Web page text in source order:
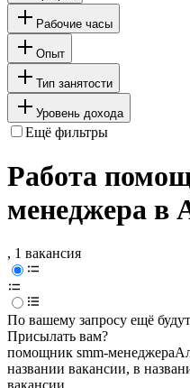
Рабочие часы
Опыт
Тип занятости
Уровень дохода
Ещё фильтры
Работа
менеджера в
, 1 вакансия
По вашему запросу ещё
Присылать вам?
помощник smm-менеджера
названии вакансии, в